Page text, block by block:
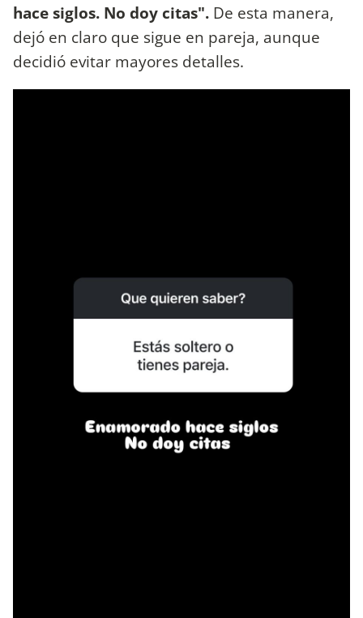
hace siglos. No doy citas". De esta manera,
dejó en claro que sigue en pareja, aunque
decidió evitar mayores detalles.